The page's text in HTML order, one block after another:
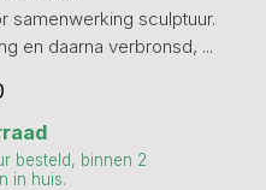
samenwerking sculptuur.
en daarna verbronsd, ...
besteld, binnen 2
in huis.